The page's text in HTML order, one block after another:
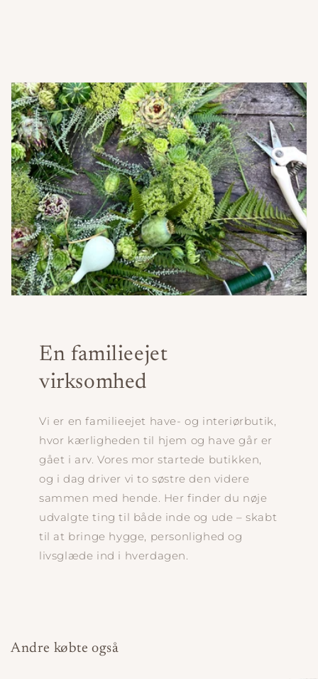
En familieejet
virksomhed
Vi er en familieejet have- og interiørbutik,
hvor kærligheden til hjem og have går er
gået i arv. Vores mor startede butikken,
og i dag driver vi to søstre den videre
sammen med hende. Her finder du nøje
udvalgte ting til både inde og ude – skabt
til at bringe hygge, personlighed og
livsglæde ind i hverdagen.
Andre købte også